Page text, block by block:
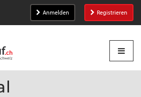
Anmelden Registrieren